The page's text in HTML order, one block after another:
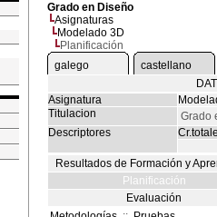
Grado en Diseño
Asignaturas
Modelado 3D
Planificación
galego
castellano
Asignatura
Titulacion
Grado
Descriptores
Resultados de Formación y
Planificación
Evaluación